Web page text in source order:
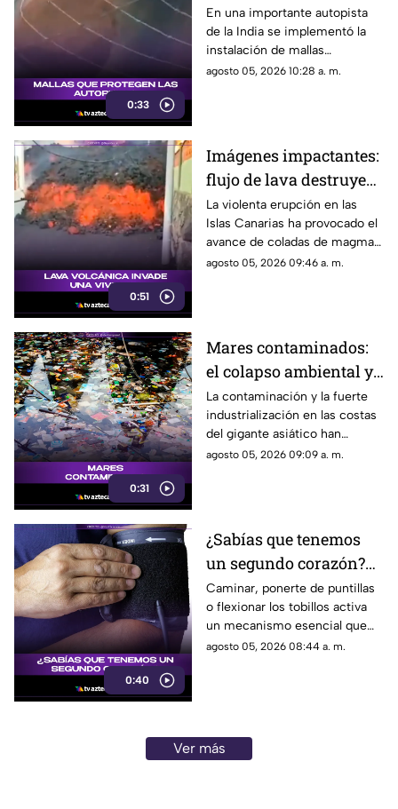
0:33
instalan mallas
ciclónicas para frenar
caída de rocas
En una importante autopista
de la India se implementó la
instalación de mallas
ciclónicas en los laterales
deslaves.
agosto 05, 2026 10:28 a. m.
0:51
Imágenes impactantes:
flujo de lava destruye
viviendas en su
camino hacia la costa
La violenta erupción en las
Islas Canarias ha provocado el
avance de coladas de magma
que destruyen viviendas a su
agosto 05, 2026 09:46 a. m.
0:31
Mares contaminados:
el colapso ambiental y
pesquero en zonas
costeras asiáticas
La contaminación y la fuerte
industrialización en las costas
del gigante asiático han
colapsado sus ecosistemas
agosto 05, 2026 09:09 a. m.
0:40
¿Sabías que tenemos
un segundo corazón?
Descubre el rol vital de
tus pantorrillas
Caminar, ponerte de puntillas
o flexionar los tobillos activa
un mecanismo esencial que
reduce la carga de trabajo en
agosto 05, 2026 08:44 a. m.
Ver más